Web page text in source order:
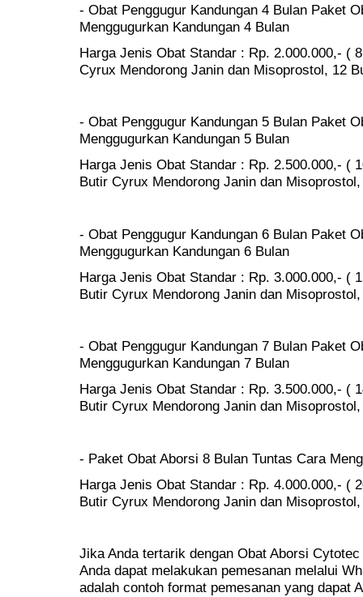
- Obat Penggugur Kandungan 4 Bulan Paket
Menggugurkan Kandungan 4 Bulan
Harga Jenis Obat Standar : Rp. 2.000.000,- (
Cyrux Mendorong Janin dan Misoprostol, 12
- Obat Penggugur Kandungan 5 Bulan Paket
Menggugurkan Kandungan 5 Bulan
Harga Jenis Obat Standar : Rp. 2.500.000,- (
Butir Cyrux Mendorong Janin dan
- Obat Penggugur Kandungan 6 Bulan Paket
Menggugurkan Kandungan 6 Bulan
Harga Jenis Obat Standar : Rp. 3.000.000,- (
Butir Cyrux Mendorong Janin dan
- Obat Penggugur Kandungan 7 Bulan Paket
Menggugurkan Kandungan 7 Bulan
Harga Jenis Obat Standar : Rp. 3.500.000,- (
Butir Cyrux Mendorong Janin dan
- Paket Obat Aborsi 8 Bulan Tuntas Cara
Harga Jenis Obat Standar : Rp. 4.000.000,- (
Butir Cyrux Mendorong Janin dan
Jika Anda tertarik dengan Obat Aborsi
Anda dapat melakukan pemesanan melalui
adalah contoh format pemesanan yang dapat